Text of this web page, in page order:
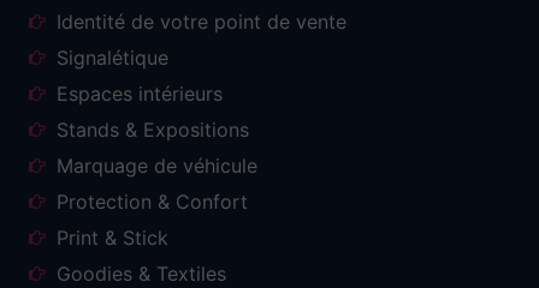
Identité de votre point de vente
Signalétique
Espaces intérieurs
Stands & Expositions
Marquage de véhicule
Protection & Confort
Print & Stick
Goodies & Textiles